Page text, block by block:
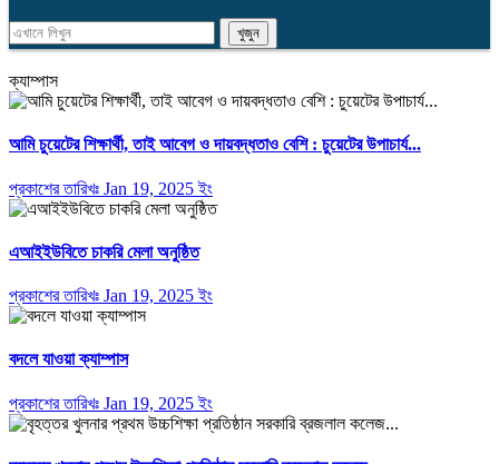
ক্যাম্পাস
আমি চুয়েটের শিক্ষার্থী, তাই আবেগ ও দায়বদ্ধতাও বেশি : চুয়েটের উপাচার্য...
প্রকাশের তারিখঃ Jan 19, 2025 ইং
এআইইউবিতে চাকরি মেলা অনুষ্ঠিত
প্রকাশের তারিখঃ Jan 19, 2025 ইং
বদলে যাওয়া ক্যাম্পাস
প্রকাশের তারিখঃ Jan 19, 2025 ইং